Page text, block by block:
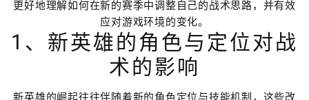
更好地理解如何在新的赛季中调整自己的战术思路，并有效
应对游戏环境的变化。
1、新英雄的角色与定位对战
术的影响
新英雄的崛起往往伴随着新的角色定位与技能机制，这些改